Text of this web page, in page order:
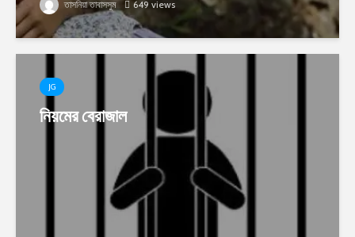
তাসনিয়া তাবাসসুম 649 views
JG
নিয়মের বেরাজাল